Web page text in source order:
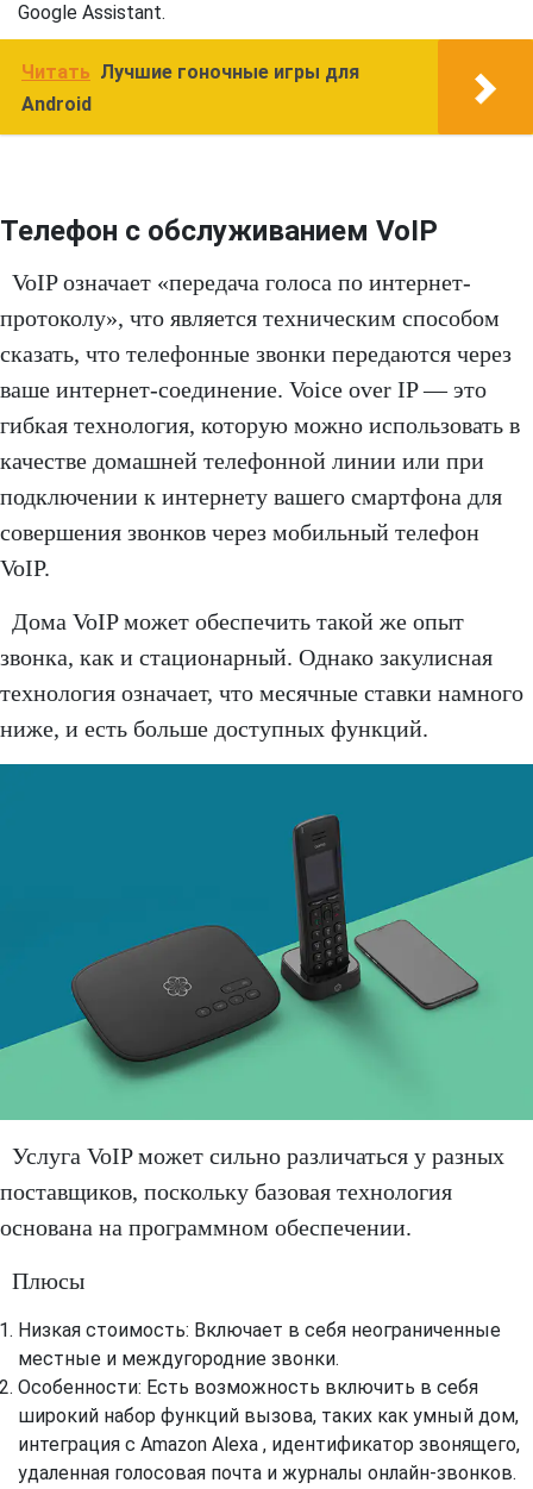
Google Assistant.
Читать Лучшие гоночные игры для
Android
Телефон с обслуживанием VoIP
VoIP означает «передача голоса по интернет-
протоколу», что является техническим способом
сказать, что телефонные звонки передаются через
ваше интернет-соединение. Voice over IP — это
гибкая технология, которую можно использовать в
качестве домашней телефонной линии или при
подключении к интернету вашего смартфона для
совершения звонков через мобильный телефон
VoIP.
Дома VoIP может обеспечить такой же опыт
звонка, как и стационарный. Однако закулисная
технология означает, что месячные ставки намного
ниже, и есть больше доступных функций.
Услуга VoIP может сильно различаться у разных
поставщиков, поскольку базовая технология
основана на программном обеспечении.
Плюсы
Низкая стоимость: Включает в себя неограниченные
местные и междугородние звонки.
Особенности: Есть возможность включить в себя
широкий набор функций вызова, таких как умный дом,
интеграция с Amazon Alexa , идентификатор звонящего,
удаленная голосовая почта и журналы онлайн-звонков.